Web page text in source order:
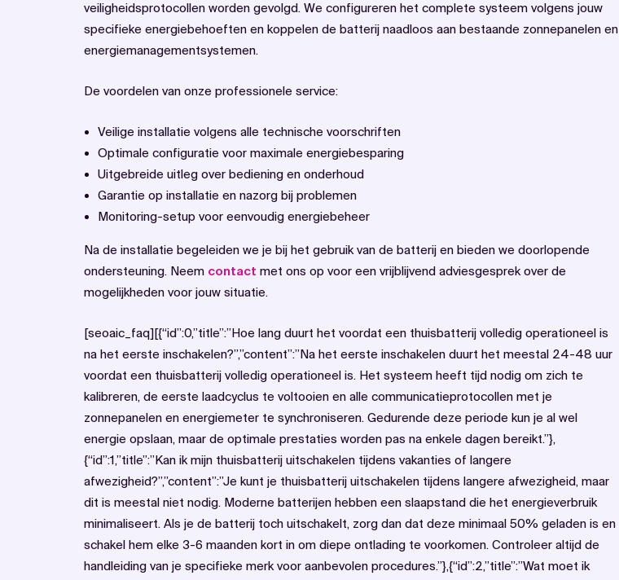
veiligheidsprotocollen worden gevolgd. We configureren het complete systeem volgens jouw
specifieke energiebehoeften en koppelen de batterij naadloos aan bestaande zonnepanelen en
energiemanagementsystemen.
De voordelen van onze professionele service:
Veilige installatie volgens alle technische voorschriften
Optimale configuratie voor maximale energiebesparing
Uitgebreide uitleg over bediening en onderhoud
Garantie op installatie en nazorg bij problemen
Monitoring-setup voor eenvoudig energiebeheer
Na de installatie begeleiden we je bij het gebruik van de batterij en bieden we doorlopende
ondersteuning. Neem contact met ons op voor een vrijblijvend adviesgesprek over de
mogelijkheden voor jouw situatie.
[seoaic_faq][{“id”:0,”title”:”Hoe lang duurt het voordat een thuisbatterij volledig operationeel is
na het eerste inschakelen?”,”content”:”Na het eerste inschakelen duurt het meestal 24-48 uur
voordat een thuisbatterij volledig operationeel is. Het systeem heeft tijd nodig om zich te
kalibreren, de eerste laadcyclus te voltooien en alle communicatieprotocollen met je
zonnepanelen en energiemeter te synchroniseren. Gedurende deze periode kun je al wel
energie opslaan, maar de optimale prestaties worden pas na enkele dagen bereikt.”},
{“id”:1,”title”:”Kan ik mijn thuisbatterij uitschakelen tijdens vakanties of langere
afwezigheid?”,”content”:”Je kunt je thuisbatterij uitschakelen tijdens langere afwezigheid, maar
dit is meestal niet nodig. Moderne batterijen hebben een slaapstand die het energieverbruik
minimaliseert. Als je de batterij toch uitschakelt, zorg dan dat deze minimaal 50% geladen is en
schakel hem elke 3-6 maanden kort in om diepe ontlading te voorkomen. Controleer altijd de
handleiding van je specifieke merk voor aanbevolen procedures.”},{“id”:2,”title”:”Wat moet ik